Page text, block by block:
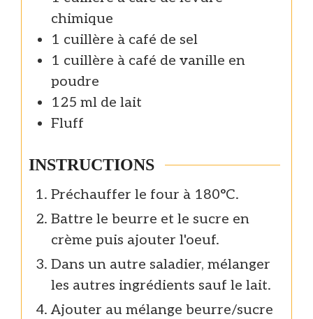
chimique
1 cuillère à café de sel
1 cuillère à café de vanille en
poudre
125 ml de lait
Fluff
INSTRUCTIONS
Préchauffer le four à 180°C.
Battre le beurre et le sucre en
crème puis ajouter l'oeuf.
Dans un autre saladier, mélanger
les autres ingrédients sauf le lait.
Ajouter au mélange beurre/sucre